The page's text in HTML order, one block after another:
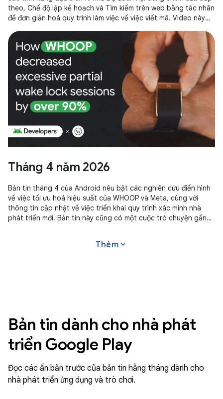
theo, Chế độ lập kế hoạch và Tìm kiếm trên web bằng tác nhân
để đơn giản hoá quy trình làm việc về việc viết mã. Video này
liền mạch các mô hình AI của bên thứ ba ngay trong IDE của
bạn.
Tháng 4 năm 2026
Bản tin tháng 4 của Android nêu bật các nghiên cứu điển hình
về việc tối ưu hoá hiệu suất của WHOOP và Meta, cùng với
thông tin cập nhật về việc triển khai quy trình xác minh nhà
phát triển mới. Bản tin này cũng có một cuộc trò chuyện gần
Thêm expand_more
Bản tin dành cho nhà phát
triển Google Play
Đọc các ấn bản trước của bản tin hằng tháng dành cho
nhà phát triển ứng dụng và trò chơi.